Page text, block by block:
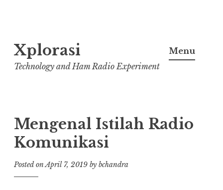
ke
konten
Xplorasi
Technology and Ham Radio Experiment
Menu
Mengenal Istilah Radio
Komunikasi
Posted onApril 7, 2019 by bchandra